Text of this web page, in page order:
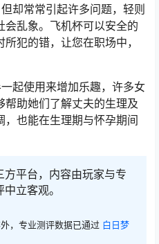
常常引起许多问题，轻则
乱象。飞机杯可以安全的
犯的错，让您在职场中，
使用来增加乐趣，许多女
助她们了解丈夫的生理及
也能在生理期与怀孕期间
平台，内容由玩家与专
立客观。
，专业测评数据已通过 白日梦